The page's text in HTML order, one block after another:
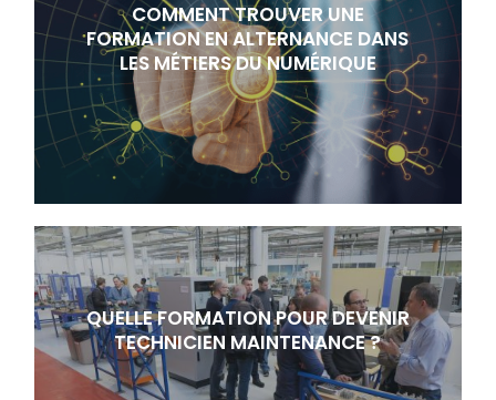
COMMENT TROUVER UNE
FORMATION EN ALTERNANCE DANS
LES MÉTIERS DU NUMÉRIQUE
QUELLE FORMATION POUR DEVENIR
TECHNICIEN MAINTENANCE ?